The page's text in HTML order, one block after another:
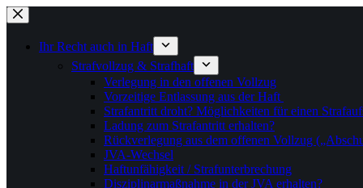
Zum
Inhalt
springenIhr Recht auch in Haft
Strafvollzug & Strafhaft
Verlegung in den offenen Vollzug
Vorzeitige Entlassung aus der Haft
Strafantritt droht? Möglichkeiten für einen
Ladung zum Strafantritt erhalten?
Rückverlegung aus dem offenen Vollzug
JVA-Wechsel
Haftunfähigkeit / Strafunterbrechung
Disziplinarmaßnahme in der JVA erhalten?